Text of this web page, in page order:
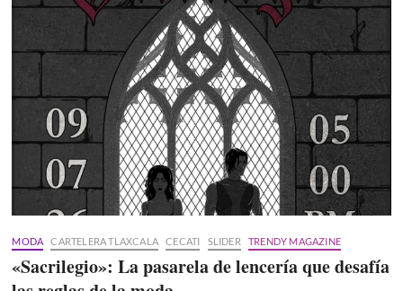
MODA CARTELERA TLAXCALA CECATI SLIDER TRENDY MAGAZINE
«Sacrilegio»: La pasarela de lencería que desafía